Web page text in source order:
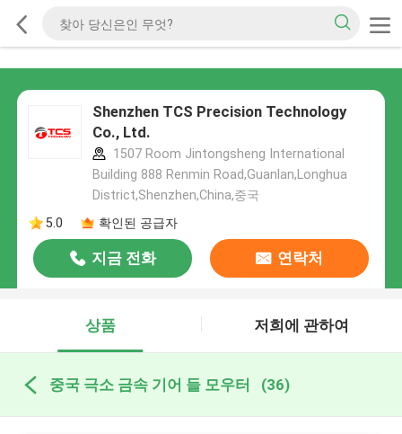
Shenzhen TCS Precision Technology
Co., Ltd.
1507 Room Jintongsheng International
Building 888 Renmin Road,Guanlan,Longhua
District,Shenzhen,China,중국
5.0
확인된 공급자
지금 전화 연락처
상품 저희에 관하여
중국 극소 금속 기어 들 모우터 (36)